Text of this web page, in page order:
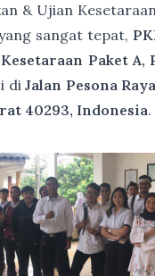
& Ujian
sangat tepat,
Paket A,
di Jalan Pesona
40293, Indonesia.